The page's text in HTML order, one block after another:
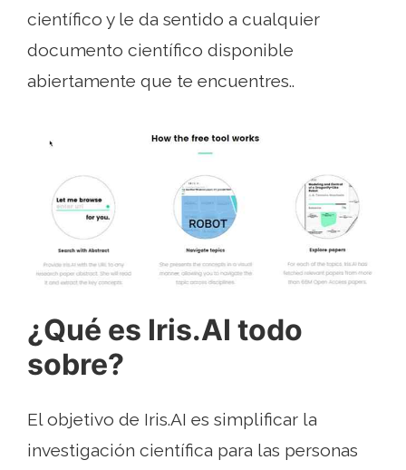
científico y le da sentido a cualquier
documento científico disponible
abiertamente que te encuentres..
¿Qué es Iris.AI todo
sobre?
El objetivo de Iris.AI es simplificar la
investigación científica para las personas